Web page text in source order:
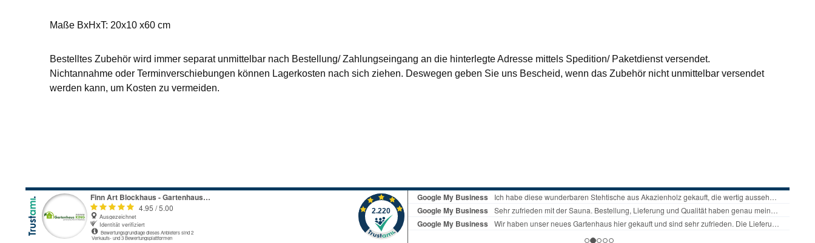
Maße BxHxT: 20x10 x60 cm
Bestelltes Zubehör wird immer separat unmittelbar nach Bestellung/ Zahlungseingang an die hinterlegte Adresse mittels Spedition/ Paketdienst versendet.
Nichtannahme oder Terminverschiebungen können Lagerkosten nach sich ziehen. Deswegen geben Sie uns Bescheid, wenn das Zubehör nicht unmittelbar versendet
werden kann, um Kosten zu vermeiden.